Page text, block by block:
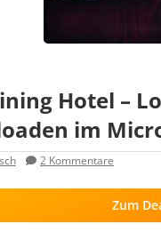
Hotel –
im
2 Kommentare
Zum